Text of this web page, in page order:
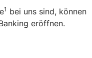
1 bei uns sind, können
eröffnen.